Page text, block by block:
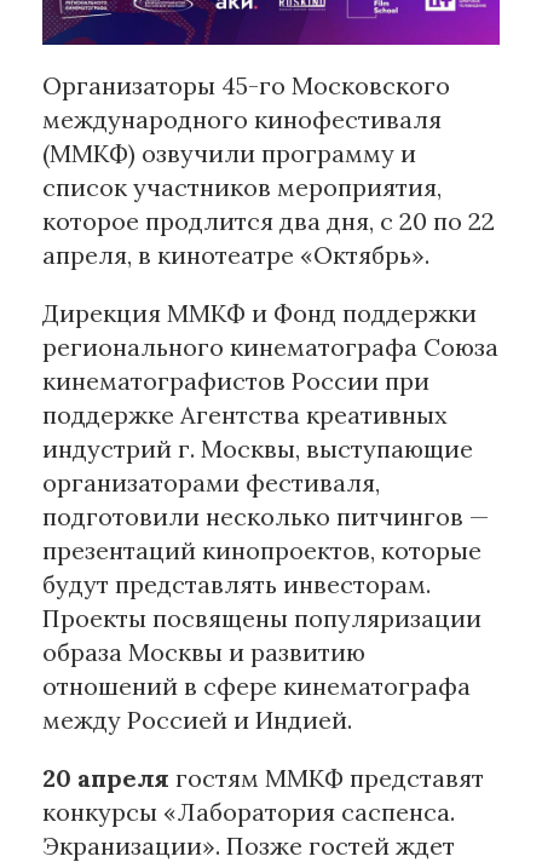
Архитектура и урбанистика
Медиа
Образование
Издательское дело
Музыка
Музеи
Материалы партнеров
АКИ
Artists / Художники.РФ
n'RIS
Онлайн патент
Цифровой Сарафан
Смотрите нас в соцсетях и мессенджерах
Организаторы 45-го Московского
международного кинофестиваля
(ММКФ) озвучили программу и
список участников мероприятия,
которое продлится два дня, с 20 по 22
апреля, в кинотеатре «Октябрь».
Дирекция ММКФ и Фонд поддержки
регионального кинематографа Союза
кинематографистов России при
поддержке Агентства креативных
индустрий г. Москвы, выступающие
организаторами фестиваля,
подготовили несколько питчингов —
презентаций кинопроектов, которые
будут представлять инвесторам.
Проекты посвящены популяризации
образа Москвы и развитию
отношений в сфере кинематографа
между Россией и Индией.
20 апреля гостям ММКФ представят
конкурсы «Лаборатория саспенса.
Экранизации». Позже гостей ждет